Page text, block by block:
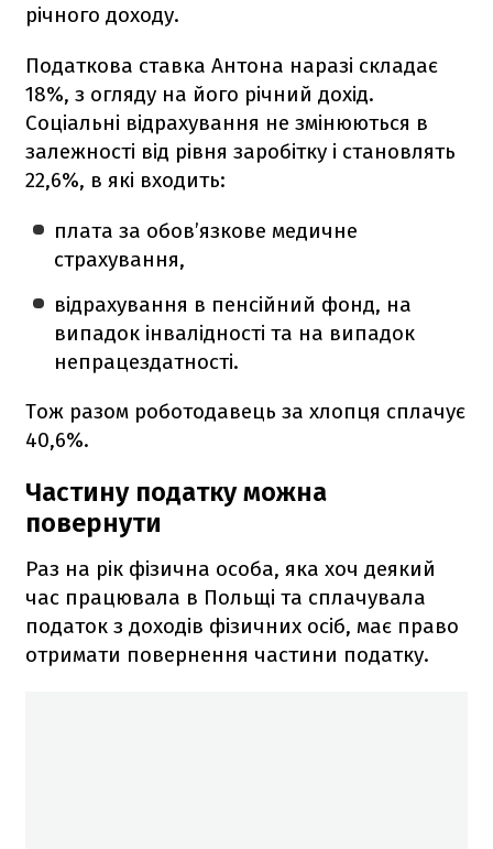
річного доходу.
Податкова ставка Антона наразі складає
18%, з огляду на його річний дохід.
Соціальні відрахування не змінюються в
залежності від рівня заробітку і становлять
22,6%, в які входить:
плата за обов’язкове медичне
страхування,
відрахування в пенсійний фонд, на
випадок інвалідності та на випадок
непрацездатності.
Тож разом роботодавець за хлопця сплачує
40,6%.
Частину податку можна
повернути
Раз на рік фізична особа, яка хоч деякий
час працювала в Польщі та сплачувала
податок з доходів фізичних осіб, має право
отримати повернення частини податку.